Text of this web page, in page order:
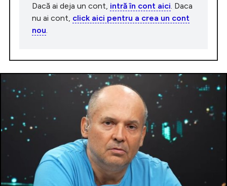
Dacă ai deja un cont, intră în cont aici . Daca
nu ai cont, click aici pentru a crea un cont
nou